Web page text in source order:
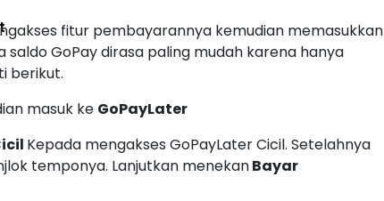
fitur pembayarannya kemudian memasukkan
saldo GoPay dirasa paling mudah karena hanya
berikut.
masuk ke GoPayLater
Kepada mengakses GoPayLater Cicil. Setelahnya
temponya. Lanjutkan menekanBayar